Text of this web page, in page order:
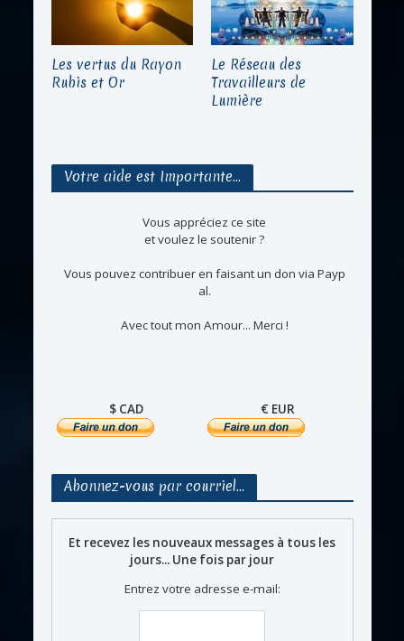
Les vertus du Rayon
Rubis et Or
Le Réseau des
Travailleurs de
Lumière
Votre aide est Importante…
Vous appréciez ce site
et voulez le soutenir ?
Vous pouvez contribuer en faisant un don via Payp
al.
Avec tout mon Amour... Merci !
$ CAD € EUR
Abonnez-vous par courriel…
Et recevez les nouveaux messages à tous les
jours... Une fois par jour
Entrez votre adresse e-mail: